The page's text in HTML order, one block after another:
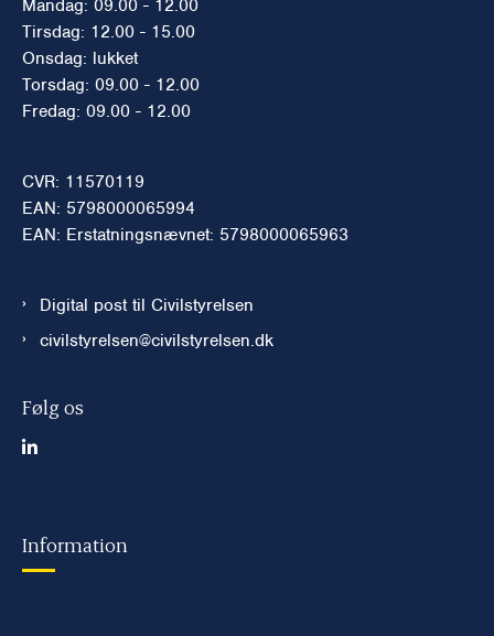
Mandag: 09.00 - 12.00
Tirsdag: 12.00 - 15.00
Onsdag: lukket
Torsdag: 09.00 - 12.00
Fredag: 09.00 - 12.00
CVR: 11570119
EAN: 5798000065994
EAN: Erstatningsnævnet: 5798000065963
Digital post til Civilstyrelsen
civilstyrelsen@civilstyrelsen.dk
Følg os
Information